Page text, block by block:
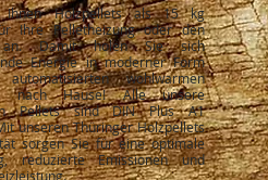
Ihnen Holzpellets als 15 kg
Ihre Pelletheizung oder den
an. Damit holen Sie sich
Energie in moderner Form
wohlwarmen
nach Hause! Alle unsere
Pellets sind DIN Plus A1
unseren Thüringer Holzpellets
sorgen Sie für eine optimale
reduzierte Emissionen und